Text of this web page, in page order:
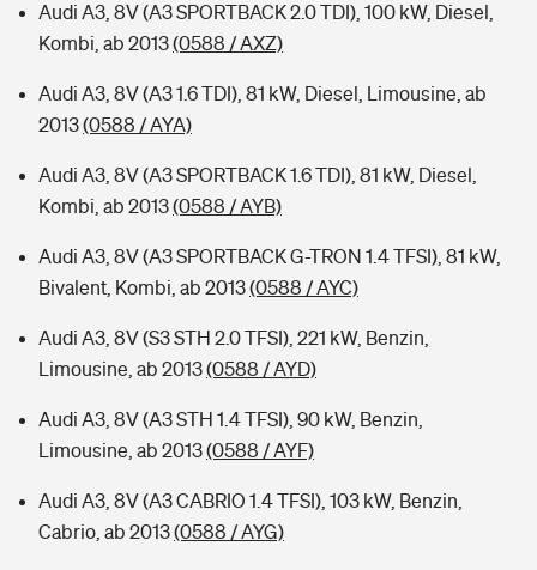
Audi A3, 8V (A3 SPORTBACK 2.0 TDI), 100 kW, Diesel,
Kombi, ab 2013(0588 / AXZ)
Audi A3, 8V (A3 1.6 TDI), 81 kW, Diesel, Limousine, ab
2013(0588 / AYA)
Audi A3, 8V (A3 SPORTBACK 1.6 TDI), 81 kW, Diesel,
Kombi, ab 2013(0588 / AYB)
Audi A3, 8V (A3 SPORTBACK G-TRON 1.4 TFSI), 81 kW,
Bivalent, Kombi, ab 2013(0588 / AYC)
Audi A3, 8V (S3 STH 2.0 TFSI), 221 kW, Benzin,
Limousine, ab 2013(0588 / AYD)
Audi A3, 8V (A3 STH 1.4 TFSI), 90 kW, Benzin,
Limousine, ab 2013(0588 / AYF)
Audi A3, 8V (A3 CABRIO 1.4 TFSI), 103 kW, Benzin,
Cabrio, ab 2013(0588 / AYG)